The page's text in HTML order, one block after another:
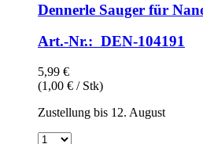
Dennerle Sauger für
Art.-Nr.: DEN-104191
5,99 €
(1,00 € / Stk)
Zustellung bis 12. August